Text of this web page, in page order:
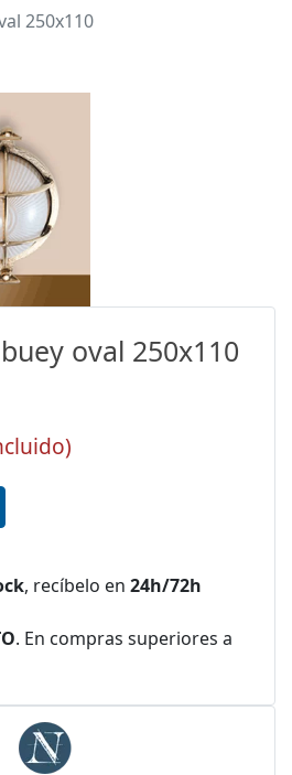
250x110
oval 250x110
, recíbelo en 24h/72h
. En compras superiores a